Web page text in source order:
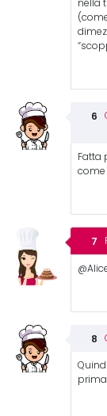
nella
Fatta
come